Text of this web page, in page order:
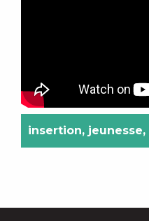
insertion, jeunesse,